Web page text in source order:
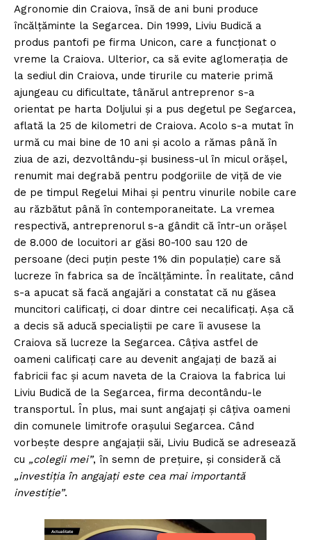
Agronomie din Craiova, însă de ani buni produce
încălţăminte la Segarcea. Din 1999, Liviu Budică a
produs pantofi pe firma Unicon, care a funcţionat o
vreme la Craiova. Ulterior, ca să evite aglomeraţia de
la sediul din Craiova, unde tirurile cu materie primă
ajungeau cu dificultate, tânărul antreprenor s-a
orientat pe harta Doljului şi a pus degetul pe Segarcea,
aflată la 25 de kilometri de Craiova. Acolo s-a mutat în
urmă cu mai bine de 10 ani şi acolo a rămas până în
ziua de azi, dezvoltându-şi business-ul în micul orăşel,
renumit mai degrabă pentru podgoriile de viţă de vie
de pe timpul Regelui Mihai şi pentru vinurile nobile care
au răzbătut până în contemporaneitate. La vremea
respectivă, antreprenorul s-a gândit că într-un orăşel
de 8.000 de locuitori ar găsi 80-100 sau 120 de
persoane (deci puţin peste 1% din populaţie) care să
lucreze în fabrica sa de încălţăminte. În realitate, când
s-a apucat să facă angajări a constatat că nu găsea
muncitori calificaţi, ci doar dintre cei necalificaţi. Aşa că
a decis să aducă specialiştii pe care îi avusese la
Craiova să lucreze la Segarcea. Câţiva astfel de
oameni calificaţi care au devenit angajaţi de bază ai
fabricii fac şi acum naveta de la Craiova la fabrica lui
Liviu Budică de la Segarcea, firma decontându-le
transportul. În plus, mai sunt angajaţi şi câţiva oameni
din comunele limitrofe oraşului Segarcea. Când
vorbeşte despre angajaţii săi, Liviu Budică se adresează
cu „colegii mei”, în semn de preţuire, şi consideră că
„investiţia în angajaţi este cea mai importantă
investiţie”.